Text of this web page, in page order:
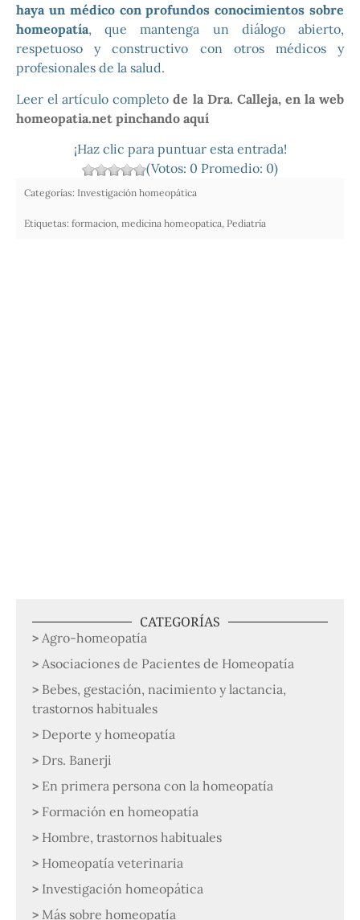
CATEGORÍAS
Agro-homeopatía
Asociaciones de Pacientes de Homeopatía
Bebes, gestación, nacimiento y lactancia,
trastornos habituales
Deporte y homeopatía
Drs. Banerji
En primera persona con la homeopatía
Formación en homeopatía
Hombre, trastornos habituales
Homeopatía veterinaria
Investigación homeopática
Más sobre homeopatía
haya un médico con profundos conocimientos sobre
homeopatía, que mantenga un diálogo abierto,
respetuoso y constructivo con otros médicos y
profesionales de la salud.
Leer el artículo completode la Dra. Calleja, en la web
homeopatia.net pinchando aquí
¡Haz clic para puntuar esta entrada!
(Votos: 0 Promedio: 0)
Categorías: Investigación homeopática
Etiquetas: formacion, medicina homeopatica, Pediatría